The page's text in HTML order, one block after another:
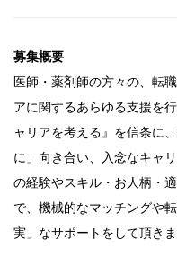
募集概要
医師・薬剤師の方々の、転
アに関するあらゆる支援を
ャリアを考える』を信条に
に」向き合い、入念なキャ
の経験やスキル・お人柄・
で、機械的なマッチングや
実」なサポートをして頂きま